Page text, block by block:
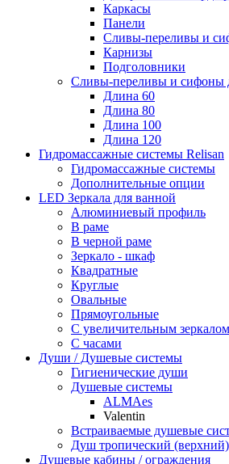
Каркасы
Панели
Сливы-переливы и
Карнизы
Подголовники
Сливы-переливы и сифоны
Длина 60
Длина 80
Длина 100
Длина 120
Гидромассажные системы Relisan
Гидромассажные системы
Дополнительные опции
LED Зеркала для ванной
Алюминиевый профиль
В раме
В черной раме
Зеркало - шкаф
Квадратные
Круглые
Овальные
Прямоугольные
С увеличительным зеркалом
С часами
Души / Душевые системы
Гигиенические души
Душевые системы
ALMAes
Valentin
Встраиваемые душевые
Душ тропический (верхний)
Душевые кабины / ограждения